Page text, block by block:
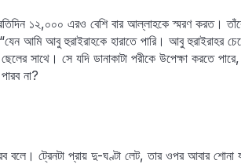
১২,০০০ এরও বেশি বার আল্লাহকে স্মরণ করত।
আমি আবু হুরাইরাহকে হারাতে পারি। আবু হুরাইরাহর
সাথে। সে যদি ডানাকাটা পরীকে উপেক্ষা করতে
না?
বলে। ট্রেনটা প্রায় দু-ঘণ্টা লেট, তার ওপর আবার শোনা